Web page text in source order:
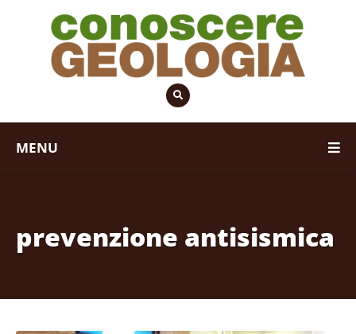
MENU
prevenzione antisismica